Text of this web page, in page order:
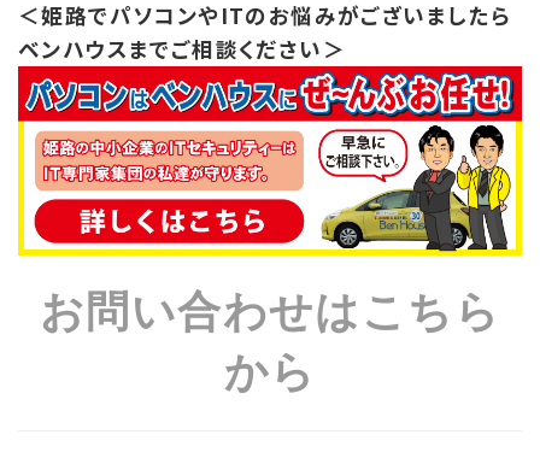
＜姫路でパソコンやITのお悩みがございましたら
ベンハウスまでご相談ください＞
お問い合わせはこちら
から